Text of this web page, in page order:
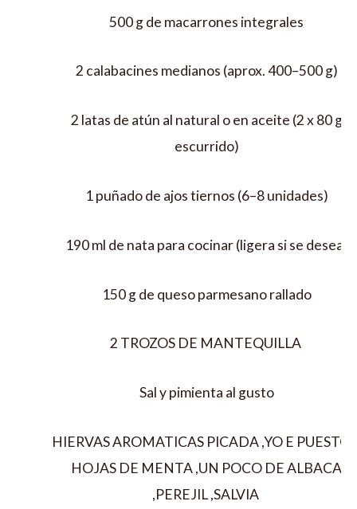
500 g de macarrones integrales
2 calabacines medianos (aprox. 400–500 g)
2 latas de atún al natural o en aceite (2 x 80 g
escurrido)
1 puñado de ajos tiernos (6–8 unidades)
190 ml de nata para cocinar (ligera si se desea)
150 g de queso parmesano rallado
2 TROZOS DE MANTEQUILLA
Sal y pimienta al gusto
HIERVAS AROMATICAS PICADA ,YO E PUESTO
HOJAS DE MENTA ,UN POCO DE ALBACA
,PEREJIL ,SALVIA